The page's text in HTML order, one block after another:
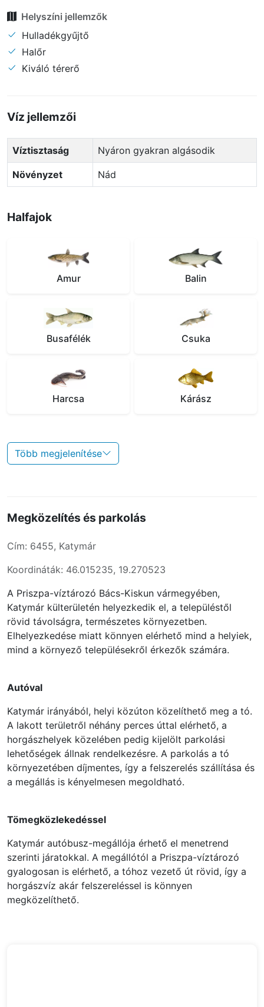
Helyszíni jellemzők
Hulladékgyűjtő
Halőr
Kiváló térerő
Víz jellemzői
Víztisztaság Nyáron gyakran algásodik
Növényzet Nád
Halfajok
Amur Balin
Busafélék Csuka
Harcsa Kárász
Több megjelenítése
Megközelítés és parkolás
Cím: 6455, Katymár
Koordináták: 46.015235, 19.270523
A Priszpa-víztározó Bács-Kiskun vármegyében,
Katymár külterületén helyezkedik el, a településtől
rövid távolságra, természetes környezetben.
Elhelyezkedése miatt könnyen elérhető mind a helyiek,
mind a környező településekről érkezők számára.
Autóval
Katymár irányából, helyi közúton közelíthető meg a tó.
A lakott területről néhány perces úttal elérhető, a
horgászhelyek közelében pedig kijelölt parkolási
lehetőségek állnak rendelkezésre. A parkolás a tó
környezetében díjmentes, így a felszerelés szállítása és
a megállás is kényelmesen megoldható.
Tömegközlekedéssel
Katymár autóbusz-megállója érhető el menetrend
szerinti járatokkal. A megállótól a Priszpa-víztározó
gyalogosan is elérhető, a tóhoz vezető út rövid, így a
horgászvíz akár felszereléssel is könnyen
megközelíthető.